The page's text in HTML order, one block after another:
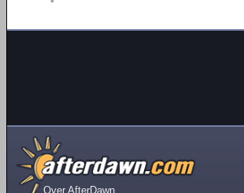
Over AfterDawn